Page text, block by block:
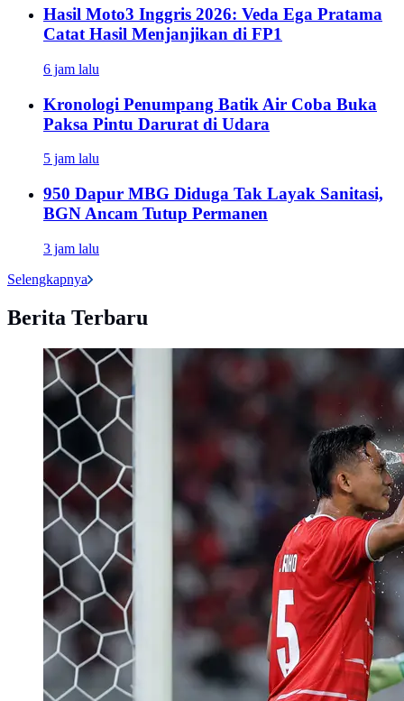
Hasil Moto3 Inggris 2026: Veda Ega Pratama
Catat Hasil Menjanjikan di FP1
6 jam lalu
Kronologi Penumpang Batik Air Coba Buka
Paksa Pintu Darurat di Udara
5 jam lalu
950 Dapur MBG Diduga Tak Layak Sanitasi,
BGN Ancam Tutup Permanen
3 jam lalu
Selengkapnya
Berita Terbaru